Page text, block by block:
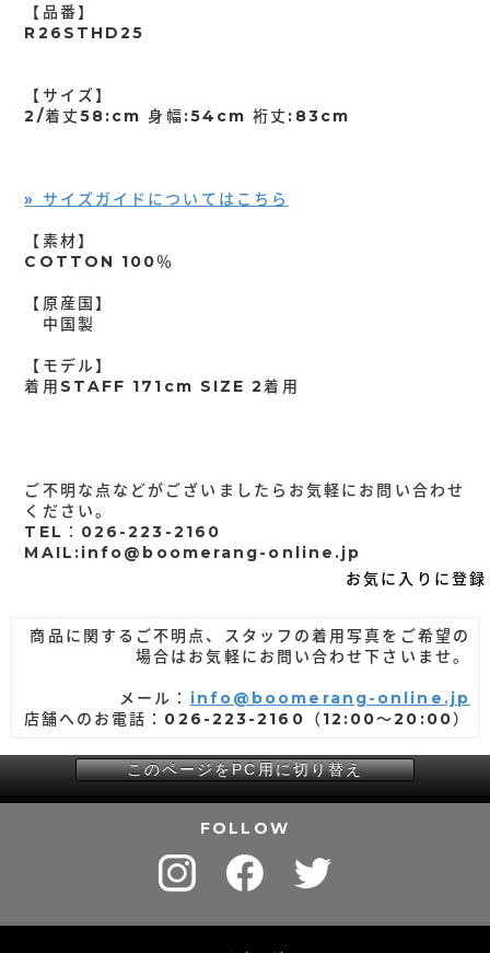
商品に関するご不明点、スタッフの着用写真をご希望の
場合はお気軽にお問い合わせ下さいませ。
メール： info@boomerang-online.jp
店舗へのお電話：026-223-2160（12:00～20:00）
【品番】
R26STHD25
【サイズ】
2/着丈58:cm 身幅:54cm 裄丈:83cm
» サイズガイドについてはこちら
【素材】
COTTON 100％
【原産国】
中国製
【モデル】
着用STAFF 171cm SIZE 2着用
ご不明な点などがございましたらお気軽にお問い合わせ
ください。
TEL：026-223-2160
MAIL:info@boomerang-online.jp
お気に入りに登録
FOLLOW
このページをPC用に切り替え